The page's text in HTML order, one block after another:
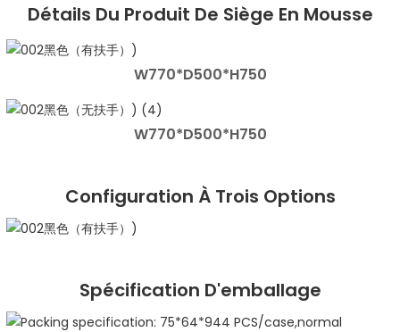
Détails Du Produit De Siège En Mousse
W770*D500*H750
W770*D500*H750
Configuration À Trois Options
Spécification D'emballage